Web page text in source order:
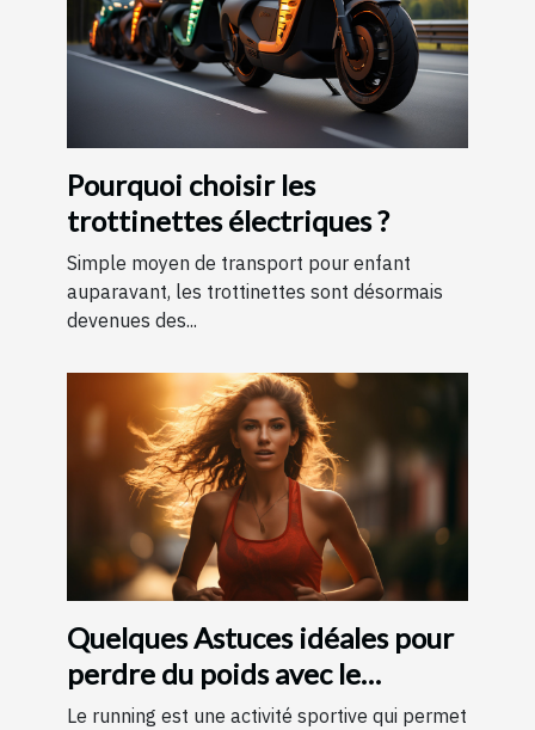
Pourquoi choisir les
trottinettes électriques ?
Simple moyen de transport pour enfant
auparavant, les trottinettes sont désormais
devenues des...
Quelques Astuces idéales pour
perdre du poids avec le
running ?
Le running est une activité sportive qui permet